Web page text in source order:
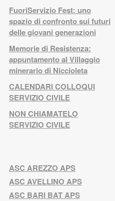
ASC AREZZO APS
ASC AVELLINO APS
ASC BARI BAT APS
FuoriServizio Fest: uno
spazio di confronto sui futuri
delle giovani generazioni
Memorie di Resistenza:
appuntamento al Villaggio
minerario di Niccioleta
CALENDARI COLLOQUI
SERVIZIO CIVILE
NON CHIAMATELO
SERVIZIO CIVILE